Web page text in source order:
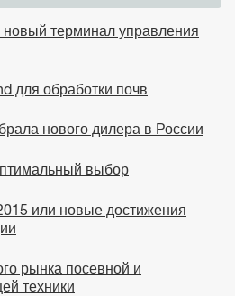
терминал управления
для обработки почв
нового дилера в России
выбор
или новые достижения
рынка посевной и
техники